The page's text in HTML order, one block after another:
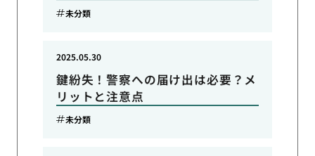
未分類
鍵紛失！警察への届け出は必要？メ
リットと注意点
2025.05.30
未分類